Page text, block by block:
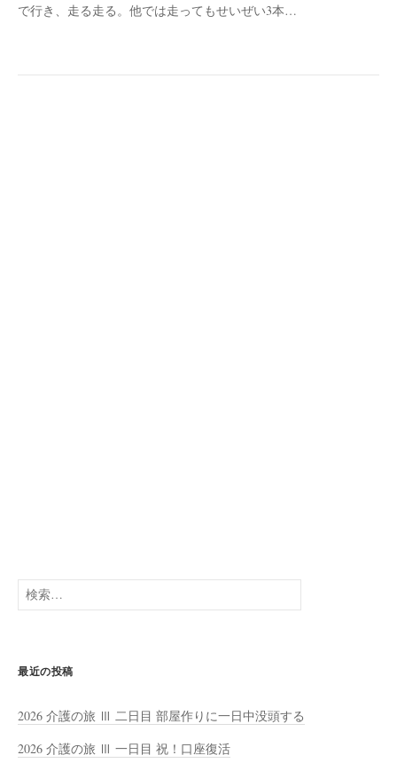
で行き、走る走る。他では走ってもせいぜい3本…
検
索:
最近の投稿
2026 介護の旅 Ⅲ 二日目 部屋作りに一日中没頭する
2026 介護の旅 Ⅲ 一日目 祝！口座復活